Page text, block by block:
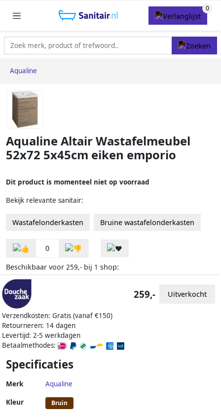
Aqualine
Aqualine Altair Wastafelmeubel
52x72 5x45cm eiken emporio
Dit product is momenteel niet op voorraad
Bekijk relevante sanitair:
Wastafelonderkasten Bruine wastafelonderkasten
0
Beschikbaar voor 259,- bij 1 shop:
Verzendkosten: Gratis (vanaf €150)
Retourneren: 14 dagen
Levertijd: 2-5 werkdagen
Betaalmethodes:
259,- Uitverkocht
Specificaties
Merk Aqualine
Kleur Bruin